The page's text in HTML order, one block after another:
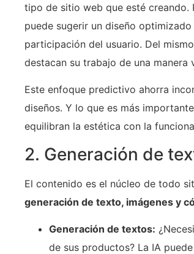
tipo de sitio web que esté creando.
puede sugerir un diseño
participación del usuario. Del
destacan su trabajo de una manera
Este enfoque predictivo ahorra
diseños. Y lo que es más
equilibran la estética con la
2. Generación de
El contenido es el núcleo de todo
generación de texto, imágenes y
Generación de textos:
de sus productos? La IA